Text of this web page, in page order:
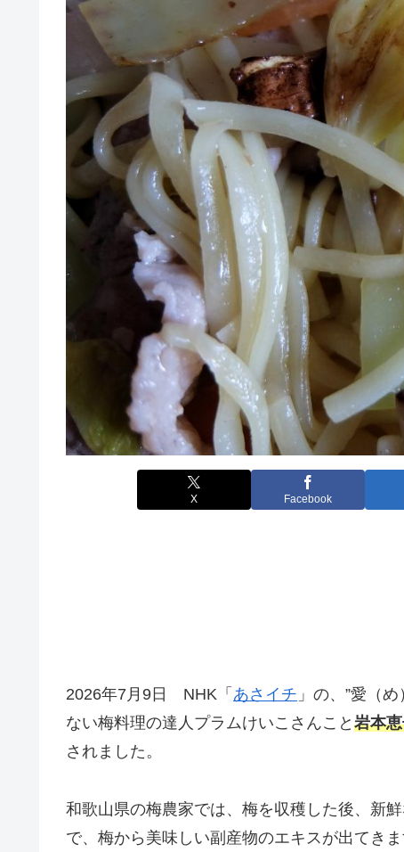
X Facebook
2026年7月9日 NHK「 あさイチ 」の、”愛（
ない梅料理の達人プラムけいこさんこと 岩本
されました。
和歌山県の梅農家では、梅を収穫した後、新
で、梅から美味しい副産物のエキスが出てき